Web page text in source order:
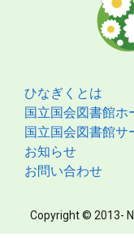
ひなぎくとは
国立国会図書館ホ
国立国会図書館サ
お知らせ
お問い合わせ
Copyright © 2013-